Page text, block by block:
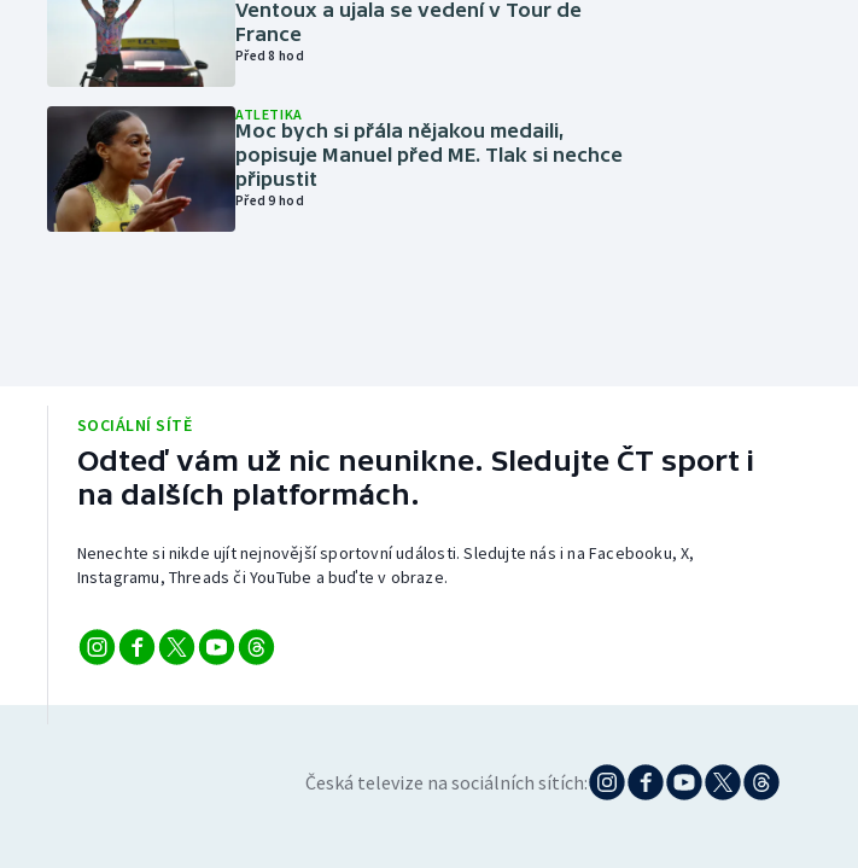
Ventoux a ujala se vedení v Tour de
France
Před 8 hod
ATLETIKA
Moc bych si přála nějakou medaili,
popisuje Manuel před ME. Tlak si nechce
připustit
Před 9 hod
SOCIÁLNÍ SÍTĚ
Odteď vám už nic neunikne. Sledujte ČT sport i
na dalších platformách.
Nenechte si nikde ujít nejnovější sportovní události. Sledujte nás i na Facebooku, X,
Instagramu, Threads či YouTube a buďte v obraze.
Česká televize na sociálních sítích: